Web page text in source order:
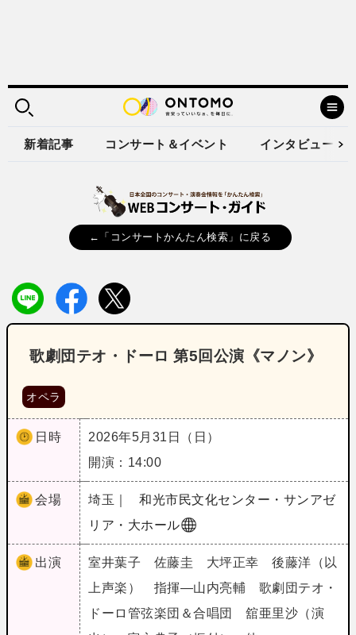
新着記事 コンサート＆イベント インタビュー
←「コンサートかんたん検索」に戻る
歌劇団テオ・ドーロ 第5回公演《マノン》
オペラ
日時
2026年5月31日（日）
開演：14:00
会場 埼玉｜
和光市民文化センター・サンアゼ
リア・大ホール
出演
室井葉子 佐藤圭 大坪正幸 後藤洋（以
上声楽） 指揮―山内亮輔 歌劇団テオ・
ドーロ管弦楽団＆合唱団 舘亜里沙（演